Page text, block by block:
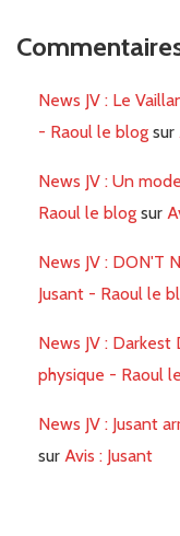
News JV : Le
- Raoul le blog sur
News JV : Un
Raoul le blog sur
News JV : DON'T
Jusant - Raoul le
News JV :
physique - Raoul
News JV : Jusant
sur Avis : Jusant